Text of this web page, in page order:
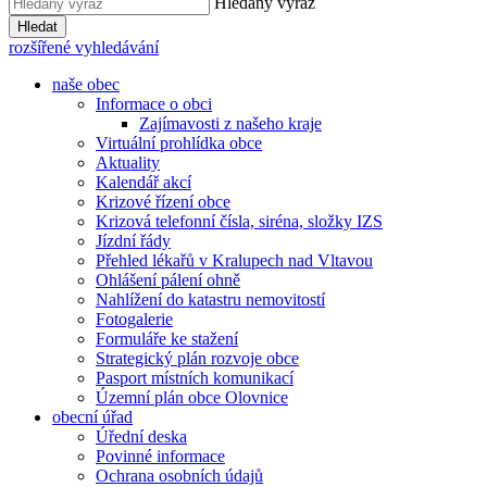
Hledat
rozšířené vyhledávání
naše obec
Informace o obci
Zajímavosti z našeho kraje
Virtuální prohlídka obce
Aktuality
Kalendář akcí
Krizové řízení obce
Krizová telefonní čísla, siréna, složky IZS
Jízdní řády
Přehled lékařů v Kralupech nad Vltavou
Ohlášení pálení ohně
Nahlížení do katastru nemovitostí
Fotogalerie
Formuláře ke stažení
Strategický plán rozvoje obce
Pasport místních komunikací
Územní plán obce Olovnice
obecní úřad
Úřední deska
Povinné informace
Ochrana osobních údajů